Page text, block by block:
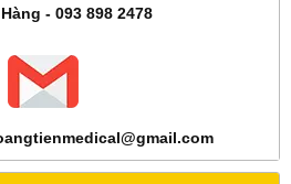
- 093 898 2478